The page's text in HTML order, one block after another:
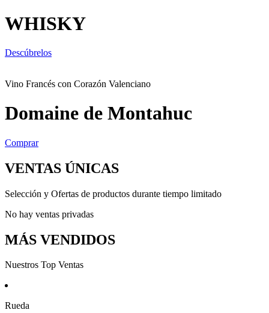
WHISKY
Descúbrelos
Vino Francés con Corazón Valenciano
Domaine de Montahuc
Comprar
VENTAS ÚNICAS
Selección y Ofertas de productos durante tiempo limitado
No hay ventas privadas
MÁS VENDIDOS
Nuestros Top Ventas
Rueda